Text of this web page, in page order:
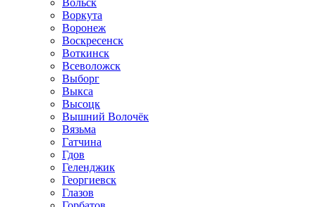
Вольск
Воркута
Воронеж
Воскресенск
Воткинск
Всеволожск
Выборг
Выкса
Высоцк
Вышний Волочёк
Вязьма
Гатчина
Гдов
Геленджик
Георгиевск
Глазов